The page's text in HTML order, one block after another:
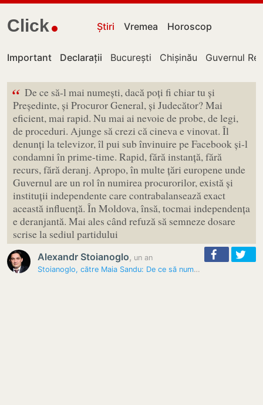
Click Știri Vremea Horoscop
Important Declarații București Chișinău Guvernul
“ De ce să-l mai numești, dacă poți fi chiar tu și
Președinte, și Procuror General, și Judecător? Mai
eficient, mai rapid. Nu mai ai nevoie de probe, de legi,
de proceduri. Ajunge să crezi că cineva e vinovat. Îl
denunți la televizor, îl pui sub învinuire pe Facebook și-l
condamni în prime-time. Rapid, fără instanță, fără
recurs, fără deranj. Apropo, în multe țări europene unde
Guvernul are un rol în numirea procurorilor, există și
instituții independente care contrabalansează exact
această influență. În Moldova, însă, tocmai independența
e deranjantă. Mai ales când refuză să semneze dosare
scrise la sediul partidului
Alexandr Stoianoglo, un an
Stoianoglo, către Maia Sandu: De ce să numești PG, dacă poți fi chiar…